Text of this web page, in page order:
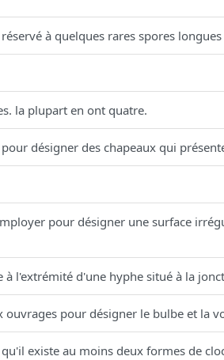
à quelques rares spores
la plupart en ont quatre.
désigner des chapeaux qui
pour désigner une surface
l'extrémité d'une hyphe situé à la
pour désigner le bulbe et la
existe au moins deux formes de